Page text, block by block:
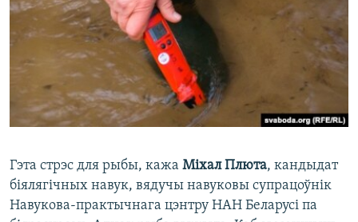
Гэта стрэс для рыбы, кажа Міхал Плюта, кандыдат
біялягічных навук, вядучы навуковы супрацоўнік
Навукова-практычнага цэнтру НАН Беларусі па